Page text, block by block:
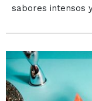
sabores intensos